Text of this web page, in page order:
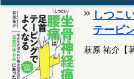
しつこ
テーピ
萩原 祐介【著